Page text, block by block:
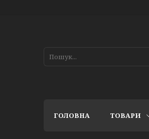
ГОЛОВНА ТОВАРИ